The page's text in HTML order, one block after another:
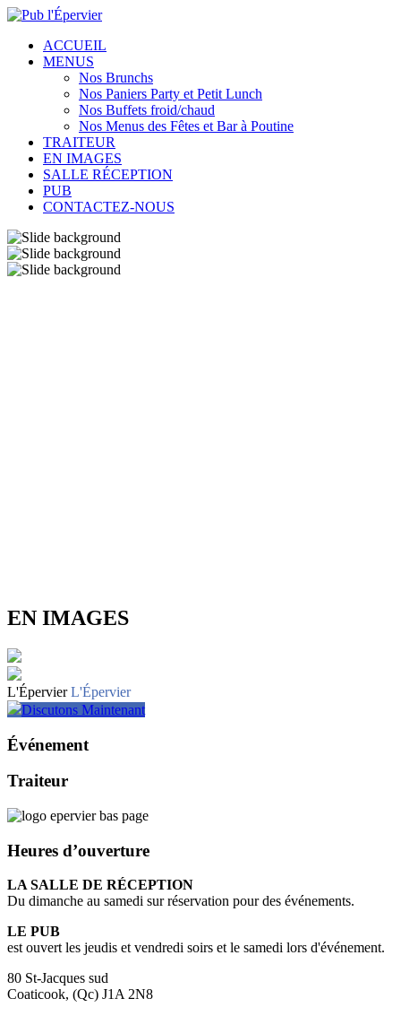
ACCUEIL
MENUS
Nos Brunchs
Nos Paniers Party et Petit Lunch
Nos Buffets froid/chaud
Nos Menus des Fêtes et Bar à Poutine
TRAITEUR
EN IMAGES
SALLE RÉCEPTION
PUB
CONTACTEZ-NOUS
EN IMAGES
L'Épervier L'Épervier
Discutons Maintenant
Événement
Traiteur
Heures d’ouverture
LA SALLE DE RÉCEPTION
Du dimanche au samedi sur réservation pour des événements.
LE PUB
est ouvert les jeudis et vendredi soirs et le samedi lors d'événement.
80 St-Jacques sud
Coaticook, (Qc) J1A 2N8